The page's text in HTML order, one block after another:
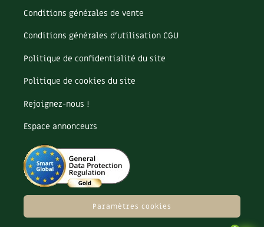
Dossier4 saisons
Actualités
Vidéos et podcasts
Secrets d’abonné
Tous au jardin ! avec Pascal
Conditions générales de vente
Conditions générales d’utilisation CGU
Politique de confidentialité du site
Politique de cookies du site
Rejoignez-nous !
Espace annonceurs
Paramètres cookies